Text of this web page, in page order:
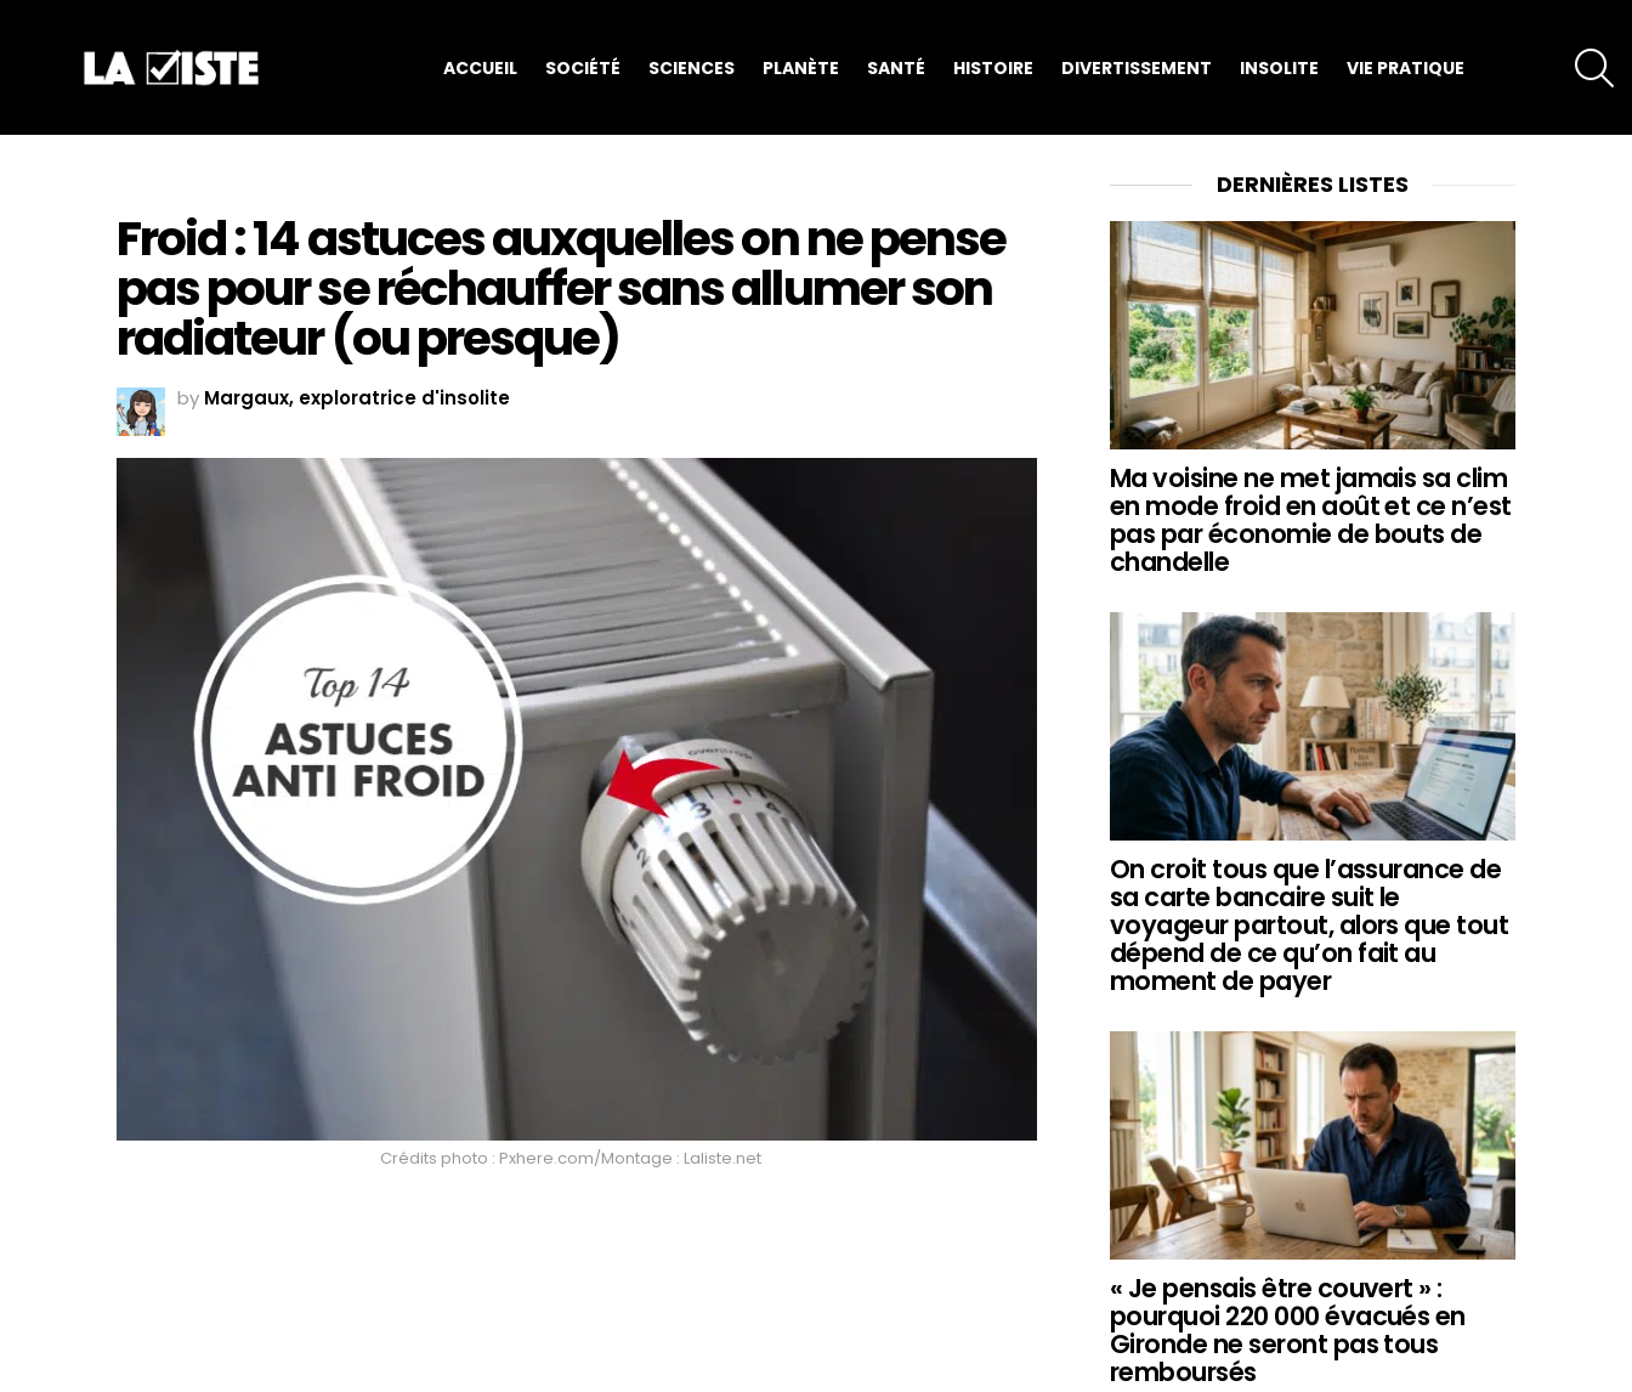
ACCUEIL SOCIÉTÉ SCIENCES PLANÈTE SANTÉ HISTOIRE DIVERTISSEMENT INSOLITE VIE PRATIQUE
Froid : 14 astuces auxquelles on ne pense
pas pour se réchauffer sans allumer son
radiateur (ou presque)
by Margaux, exploratrice d'insolite
Crédits photo : Pxhere.com/Montage : Laliste.net
DERNIÈRES LISTES
Ma voisine ne met jamais sa clim
en mode froid en août et ce n’est
pas par économie de bouts de
chandelle
On croit tous que l’assurance de
sa carte bancaire suit le
voyageur partout, alors que tout
dépend de ce qu’on fait au
moment de payer
« Je pensais être couvert » :
pourquoi 220 000 évacués en
Gironde ne seront pas tous
remboursés